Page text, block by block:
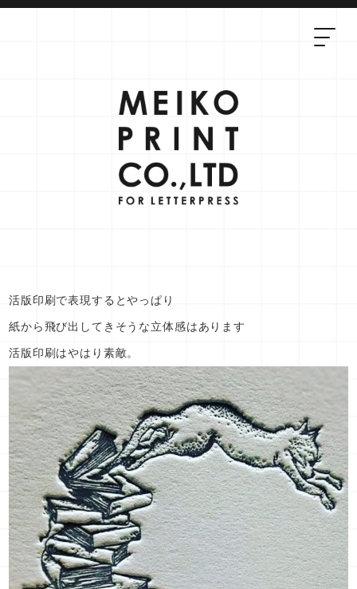
活版印刷で表現するとやっぱり
紙から飛び出してきそうな立体感はあります
活版印刷はやはり素敵。